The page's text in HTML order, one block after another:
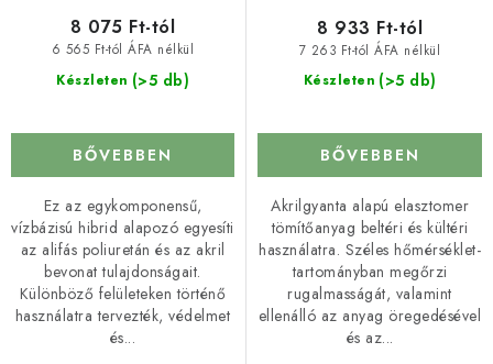
Készleten (>5 db)
6 565 Ft-tól ÁFA nélkül
8 075 Ft-tól
BŐVEBBEN
Ez az egykomponensű,
vízbázisú hibrid alapozó egyesíti
az alifás poliuretán és az akril
bevonat tulajdonságait.
Különböző felületeken történő
használatra tervezték, védelmet
és...
Készleten (>5 db)
7 263 Ft-tól ÁFA nélkül
8 933 Ft-tól
BŐVEBBEN
Akrilgyanta alapú elasztomer
tömítőanyag beltéri és kültéri
használatra. Széles hőmérséklet-
tartományban megőrzi
rugalmasságát, valamint
ellenálló az anyag öregedésével
és az...